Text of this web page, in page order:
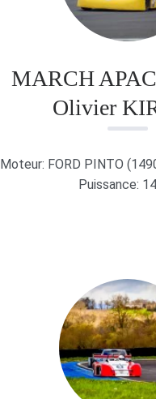
MARCH
Olivier
Moteur: FORD PINTO
Puissance: